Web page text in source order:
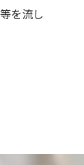
を流し